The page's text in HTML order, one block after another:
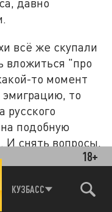
18+
КУЗБАСС
давно
всё же скупали
вложиться "про
то момент
эмиграцию, то
русского
подобную
И снять вопросы,
– с
выступить,
давно